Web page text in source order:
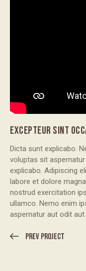
EXCEPTEUR SINT
Dicta sunt explicabo.
voluptas sit
explicabo. Adipiscing
labore et dolore
nostrud exercitation
ullamco. Nemo enim
aspernatur aut odit aut
Prev Project